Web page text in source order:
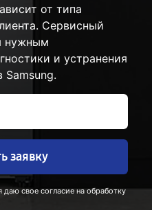
от типа
Сервисный
нужным
и устранения
Samsung.
заявку
свое согласие на обработку